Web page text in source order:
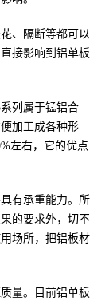
、隔断等都可以
接影响到铝单板
列属于锰铝合
加工成各种形
左右，它的优点
有承重能力。所
的要求外，切不
场所，把铝板材
量。目前铝单板